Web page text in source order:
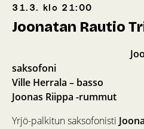
31.3. klo 21:00
Joonatan Rautio
saksofoni
Ville Herrala – basso
Joonas Riippa -rummut
Yrjö-palkitun saksofonisti